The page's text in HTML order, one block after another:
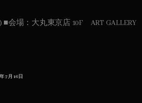
■会場：大丸東京店 10F ART GALLERY
7月16日